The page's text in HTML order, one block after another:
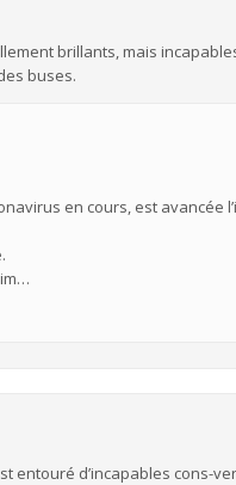
brillants, mais
buses.
en cours, est avancée
entouré d’incapables cons-